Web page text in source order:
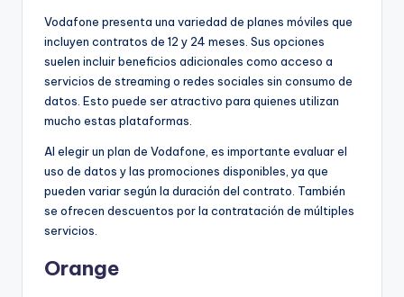
Vodafone presenta una variedad de planes móviles que
incluyen contratos de 12 y 24 meses. Sus opciones
suelen incluir beneficios adicionales como acceso a
servicios de streaming o redes sociales sin consumo de
datos. Esto puede ser atractivo para quienes utilizan
mucho estas plataformas.
Al elegir un plan de Vodafone, es importante evaluar el
uso de datos y las promociones disponibles, ya que
pueden variar según la duración del contrato. También
se ofrecen descuentos por la contratación de múltiples
servicios.
Orange